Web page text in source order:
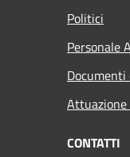
Politici
Personale
Documenti
Attuazione
CONTATTI